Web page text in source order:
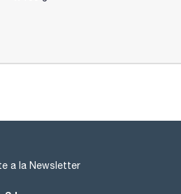
a la Newsletter